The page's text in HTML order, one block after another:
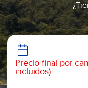
Precio final por
incluidos)